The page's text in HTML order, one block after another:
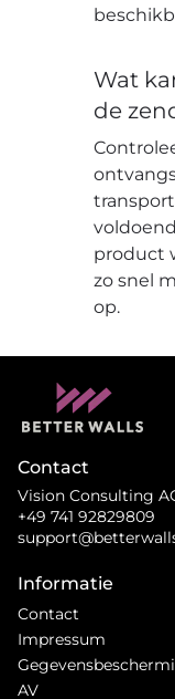
Wat
de
product
zo snel
op.
Contact
Vision Consulting
+49 741 92829809
Informatie
Contact
Impressum
AV